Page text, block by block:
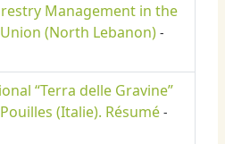
Management in the
(North Lebanon) -
“Terra delle Gravine”
(Italie). Résumé -